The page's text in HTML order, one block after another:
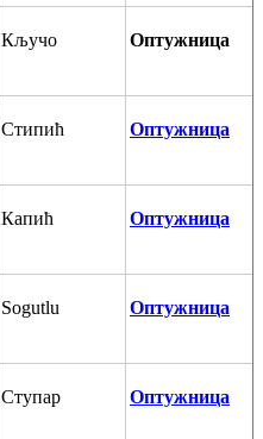
Кључо Оптужница
Стипић Оптужница
Капић Оптужница
Sogutlu Оптужница
Ступар Оптужница